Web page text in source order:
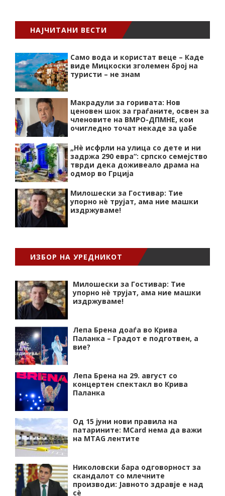
НАЈЧИТАНИ ВЕСТИ
Само вода и користат веце – Каде
виде Мицкоски зголемен број на
туристи – не знам
Макрадули за горивата: Нов
ценовен шок за граѓаните, освен за
членовите на ВМРО-ДПМНЕ, кои
очигледно точат некаде за џабе
„Нѐ исфрли на улица со дете и ни
задржа 290 евра“: српско семејство
тврди дека доживеало драма на
одмор во Грција
Милошески за Гостивар: Тие
упорно нѐ трујат, ама ние машки
издржуваме!
ИЗБОР НА УРЕДНИКОТ
Милошески за Гостивар: Тие
упорно нѐ трујат, ама ние машки
издржуваме!
Лепа Брена доаѓа во Крива
Паланка – Градот е подготвен, а
вие?
Лепа Брена на 29. август со
концертен спектакл во Крива
Паланка
Од 15 јуни нови правила на
патарините: MCard нема да важи
на MTAG лентите
Николовски бара одговорност за
скандалот со млечните
производи: Јавното здравје е над
сѐ